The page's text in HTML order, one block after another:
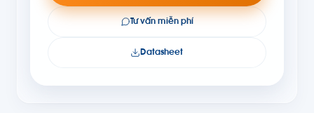
Tư vấn miễn phí
Datasheet